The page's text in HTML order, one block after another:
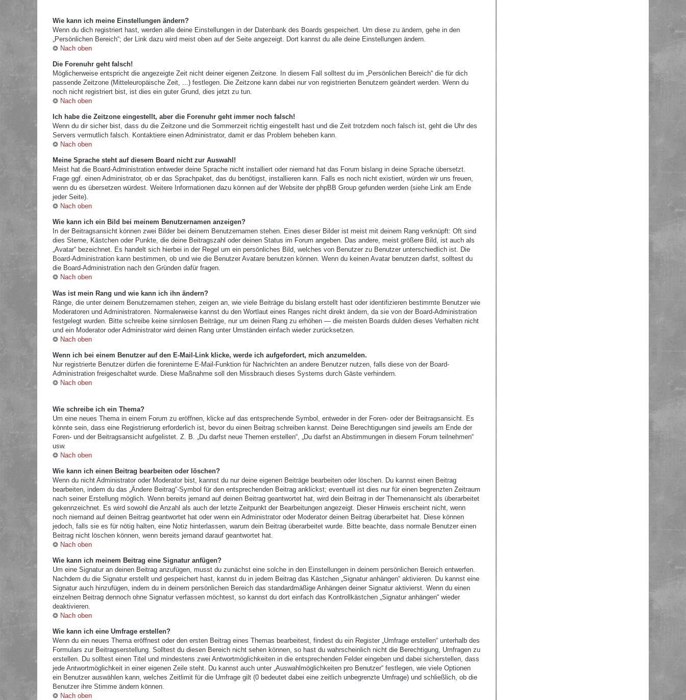
Wie kann ich meine Einstellungen ändern?
Wenn du dich registriert hast, werden alle deine Einstellungen in der Datenbank des Boards gespeichert. Um diese zu ändern, gehe in den
„Persönlichen Bereich“; der Link dazu wird meist oben auf der Seite angezeigt. Dort kannst du alle deine Einstellungen ändern.
Nach oben
Die Forenuhr geht falsch!
Möglicherweise entspricht die angezeigte Zeit nicht deiner eigenen Zeitzone. In diesem Fall solltest du im „Persönlichen Bereich“ die für dich
passende Zeitzone (Mitteleuropäische Zeit, ...) festlegen. Die Zeitzone kann dabei nur von registrierten Benutzern geändert werden. Wenn du
noch nicht registriert bist, ist dies ein guter Grund, dies jetzt zu tun.
Nach oben
Ich habe die Zeitzone eingestellt, aber die Forenuhr geht immer noch falsch!
Wenn du dir sicher bist, dass du die Zeitzone und die Sommerzeit richtig eingestellt hast und die Zeit trotzdem noch falsch ist, geht die Uhr des
Servers vermutlich falsch. Kontaktiere einen Administrator, damit er das Problem beheben kann.
Nach oben
Meine Sprache steht auf diesem Board nicht zur Auswahl!
Meist hat die Board-Administration entweder deine Sprache nicht installiert oder niemand hat das Forum bislang in deine Sprache übersetzt.
Frage ggf. einen Administrator, ob er das Sprachpaket, das du benötigst, installieren kann. Falls es noch nicht existiert, würden wir uns freuen,
wenn du es übersetzen würdest. Weitere Informationen dazu können auf der Website der phpBB Group gefunden werden (siehe Link am Ende
jeder Seite).
Nach oben
Wie kann ich ein Bild bei meinem Benutzernamen anzeigen?
In der Beitragsansicht können zwei Bilder bei deinem Benutzernamen stehen. Eines dieser Bilder ist meist mit deinem Rang verknüpft: Oft sind
dies Sterne, Kästchen oder Punkte, die deine Beitragszahl oder deinen Status im Forum angeben. Das andere, meist größere Bild, ist auch als
„Avatar“ bezeichnet. Es handelt sich hierbei in der Regel um ein persönliches Bild, welches von Benutzer zu Benutzer unterschiedlich ist. Die
Board-Administration kann bestimmen, ob und wie die Benutzer Avatare benutzen können. Wenn du keinen Avatar benutzen darfst, solltest du
die Board-Administration nach den Gründen dafür fragen.
Nach oben
Was ist mein Rang und wie kann ich ihn ändern?
Ränge, die unter deinem Benutzernamen stehen, zeigen an, wie viele Beiträge du bislang erstellt hast oder identifizieren bestimmte Benutzer wie
Moderatoren und Administratoren. Normalerweise kannst du den Wortlaut eines Ranges nicht direkt ändern, da sie von der Board-Administration
festgelegt wurden. Bitte schreibe keine sinnlosen Beiträge, nur um deinen Rang zu erhöhen — die meisten Boards dulden dieses Verhalten nicht
und ein Moderator oder Administrator wird deinen Rang unter Umständen einfach wieder zurücksetzen.
Nach oben
Wenn ich bei einem Benutzer auf den E-Mail-Link klicke, werde ich aufgefordert, mich anzumelden.
Nur registrierte Benutzer dürfen die foreninterne E-Mail-Funktion für Nachrichten an andere Benutzer nutzen, falls diese von der Board-
Administration freigeschaltet wurde. Diese Maßnahme soll den Missbrauch dieses Systems durch Gäste verhindern.
Nach oben
Wie schreibe ich ein Thema?
Um eine neues Thema in einem Forum zu eröffnen, klicke auf das entsprechende Symbol, entweder in der Foren- oder der Beitragsansicht. Es
könnte sein, dass eine Registrierung erforderlich ist, bevor du einen Beitrag schreiben kannst. Deine Berechtigungen sind jeweils am Ende der
Foren- und der Beitragsansicht aufgelistet. Z. B. „Du darfst neue Themen erstellen“, „Du darfst an Abstimmungen in diesem Forum teilnehmen“
usw.
Nach oben
Wie kann ich einen Beitrag bearbeiten oder löschen?
Wenn du nicht Administrator oder Moderator bist, kannst du nur deine eigenen Beiträge bearbeiten oder löschen. Du kannst einen Beitrag
bearbeiten, indem du das „Ändere Beitrag“-Symbol für den entsprechenden Beitrag anklickst; eventuell ist dies nur für einen begrenzten Zeitraum
nach seiner Erstellung möglich. Wenn bereits jemand auf deinen Beitrag geantwortet hat, wird dein Beitrag in der Themenansicht als überarbeitet
gekennzeichnet. Es wird sowohl die Anzahl als auch der letzte Zeitpunkt der Bearbeitungen angezeigt. Dieser Hinweis erscheint nicht, wenn
noch niemand auf deinen Beitrag geantwortet hat oder wenn ein Administrator oder Moderator deinen Beitrag überarbeitet hat. Diese können
jedoch, falls sie es für nötig halten, eine Notiz hinterlassen, warum dein Beitrag überarbeitet wurde. Bitte beachte, dass normale Benutzer einen
Beitrag nicht löschen können, wenn bereits jemand darauf geantwortet hat.
Nach oben
Wie kann ich meinem Beitrag eine Signatur anfügen?
Um eine Signatur an deinen Beitrag anzufügen, musst du zunächst eine solche in den Einstellungen in deinem persönlichen Bereich entwerfen.
Nachdem du die Signatur erstellt und gespeichert hast, kannst du in jedem Beitrag das Kästchen „Signatur anhängen“ aktivieren. Du kannst eine
Signatur auch hinzufügen, indem du in deinem persönlichen Bereich das standardmäßige Anhängen deiner Signatur aktivierst. Wenn du einen
einzelnen Beitrag dennoch ohne Signatur verfassen möchtest, so kannst du dort einfach das Kontrollkästchen „Signatur anhängen“ wieder
deaktivieren.
Nach oben
Wie kann ich eine Umfrage erstellen?
Wenn du ein neues Thema eröffnest oder den ersten Beitrag eines Themas bearbeitest, findest du ein Register „Umfrage erstellen“ unterhalb des
Formulars zur Beitragserstellung. Solltest du diesen Bereich nicht sehen können, so hast du wahrscheinlich nicht die Berechtigung, Umfragen zu
erstellen. Du solltest einen Titel und mindestens zwei Antwortmöglichkeiten in die entsprechenden Felder eingeben und dabei sicherstellen, dass
jede Antwortmöglichkeit in einer eigenen Zeile steht. Du kannst auch unter „Auswahlmöglichkeiten pro Benutzer“ festlegen, wie viele Optionen
ein Benutzer auswählen kann, welches Zeitlimit für die Umfrage gilt (0 bedeutet dabei eine zeitlich unbegrenzte Umfrage) und schließlich, ob die
Benutzer ihre Stimme ändern können.
Nach oben